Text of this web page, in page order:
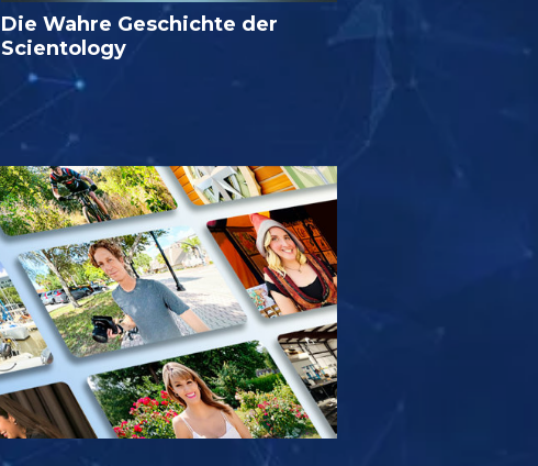
Die Wahre Geschichte der
Scientology